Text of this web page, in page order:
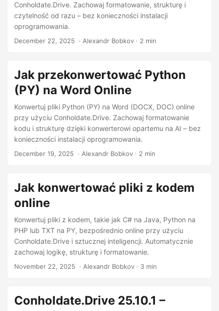
Conholdate.Drive. Zachowaj formatowanie, strukturę i
czytelność od razu – bez konieczności instalacji
oprogramowania.
December 22, 2025 ‎ · Alexandr Bobkov · 2 min
Jak przekonwertować Python
(PY) na Word Online
Konwertuj pliki Python (PY) na Word (DOCX, DOC) online
przy użyciu Conholdate.Drive. Zachowaj formatowanie
kodu i strukturę dzięki konwerterowi opartemu na AI – bez
konieczności instalacji oprogramowania.
December 19, 2025 ‎ · Alexandr Bobkov · 2 min
Jak konwertować pliki z kodem
online
Konwertuj pliki z kodem, takie jak C# na Java, Python na
PHP lub TXT na PY, bezpośrednio online przy użyciu
Conholdate.Drive i sztucznej inteligencji. Automatycznie
zachowaj logikę, strukturę i formatowanie.
November 22, 2025 ‎ · Alexandr Bobkov · 3 min
Conholdate.Drive 25.10.1 –